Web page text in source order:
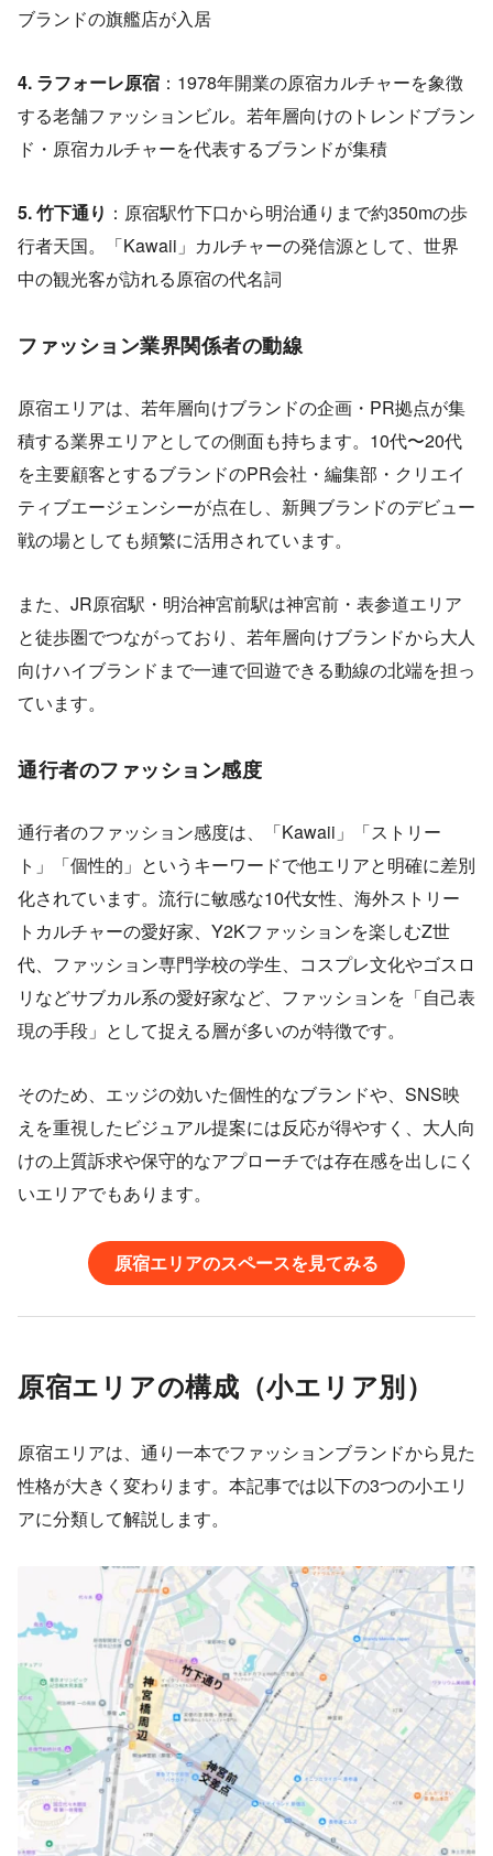
ブランドの旗艦店が入居
4. ラフォーレ原宿 ：1978年開業の原宿カルチャーを象徴
する老舗ファッションビル。若年層向けのトレンドブラン
ド・原宿カルチャーを代表するブランドが集積
5. 竹下通り ：原宿駅竹下口から明治通りまで約350mの歩
行者天国。「Kawaii」カルチャーの発信源として、世界
中の観光客が訪れる原宿の代名詞
ファッション業界関係者の動線
原宿エリアは、若年層向けブランドの企画・PR拠点が集
積する業界エリアとしての側面も持ちます。10代〜20代
を主要顧客とするブランドのPR会社・編集部・クリエイ
ティブエージェンシーが点在し、新興ブランドのデビュー
戦の場としても頻繁に活用されています。
また、JR原宿駅・明治神宮前駅は神宮前・表参道エリア
と徒歩圏でつながっており、若年層向けブランドから大人
向けハイブランドまで一連で回遊できる動線の北端を担っ
ています。
通行者のファッション感度
通行者のファッション感度は、「Kawaii」「ストリー
ト」「個性的」というキーワードで他エリアと明確に差別
化されています。流行に敏感な10代女性、海外ストリー
トカルチャーの愛好家、Y2Kファッションを楽しむZ世
代、ファッション専門学校の学生、コスプレ文化やゴスロ
リなどサブカル系の愛好家など、ファッションを「自己表
現の手段」として捉える層が多いのが特徴です。
そのため、エッジの効いた個性的なブランドや、SNS映
えを重視したビジュアル提案には反応が得やすく、大人向
けの上質訴求や保守的なアプローチでは存在感を出しにく
いエリアでもあります。
原宿エリアのスペースを見てみる
原宿エリアの構成（小エリア別）
原宿エリアは、通り一本でファッションブランドから見た
性格が大きく変わります。本記事では以下の3つの小エリ
アに分類して解説します。